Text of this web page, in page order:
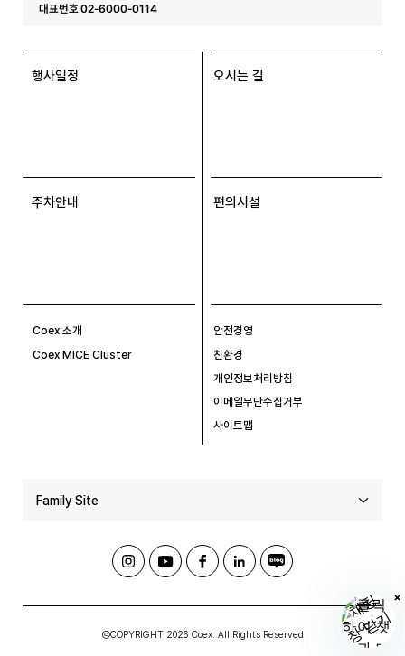
대표번호 02-6000-0114
행사일정 오시는 길
주차안내 편의시설
Coex 소개
Coex MICE Cluster
안전경영
친환경
개인정보처리방침
이메일무단수집거부
사이트맵
Family Site
ⒸCOPYRIGHT 2026 Coex. All Rights Reserved